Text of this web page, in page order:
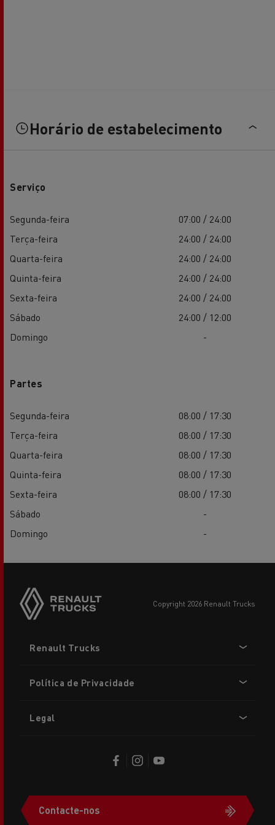
Horário de estabelecimento
Serviço
Segunda-feira
07:00 / 24:00
Terça-feira
24:00 / 24:00
Quarta-feira
24:00 / 24:00
Quinta-feira
24:00 / 24:00
Sexta-feira
24:00 / 24:00
Sábado
24:00 / 12:00
Domingo
-
Partes
Segunda-feira
08:00 / 17:30
Terça-feira
08:00 / 17:30
Quarta-feira
08:00 / 17:30
Quinta-feira
08:00 / 17:30
Sexta-feira
08:00 / 17:30
Sábado
-
Domingo
-
copyright 2026 Renault Trucks
menu
Renault Trucks
Política de Privacidade
Legal
Contacte-nos